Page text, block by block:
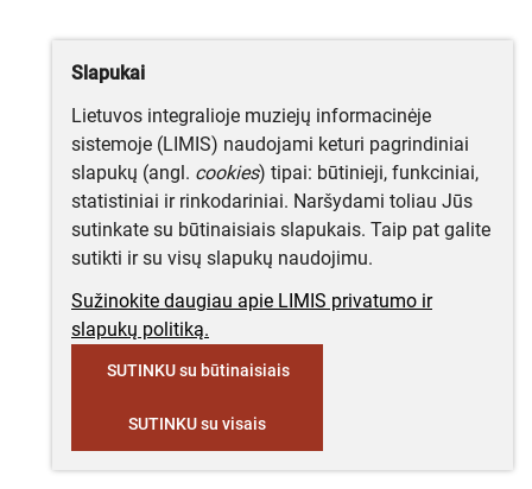
Slapukai
Lietuvos integralioje muziejų informacinėje
sistemoje (LIMIS) naudojami keturi pagrindiniai
slapukų (angl. cookies) tipai: būtinieji, funkciniai,
statistiniai ir rinkodariniai. Naršydami toliau Jūs
sutinkate su būtinaisiais slapukais. Taip pat galite
sutikti ir su visų slapukų naudojimu.
Sužinokite daugiau apie LIMIS privatumo ir
slapukų politiką.
SUTINKU su būtinaisiais
SUTINKU su visais